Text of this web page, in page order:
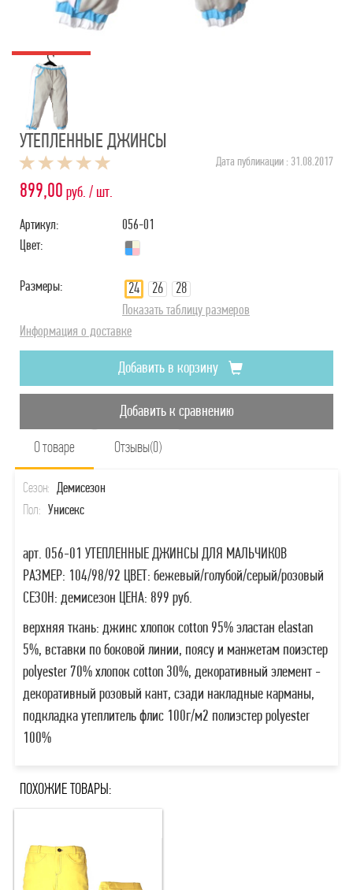
УТЕПЛЕННЫЕ ДЖИНСЫ
Дата публикации : 31.08.2017
899,00 руб. / шт.
Артикул:
056-01
Цвет:
Размеры: 24 26 28
Показать таблицу размеров
Информация о доставке
Добавить в корзину
Добавить к сравнению
О товаре Отзывы(0)
Сезон: Демисезон
Пол: Унисекс
арт. 056-01 УТЕПЛЕННЫЕ ДЖИНСЫ ДЛЯ МАЛЬЧИКОВ
РАЗМЕР: 104/98/92 ЦВЕТ: бежевый/голубой/серый/розовый
СЕЗОН: демисезон ЦЕНА: 899 руб.
верхняя ткань: джинс хлопок cotton 95% эластан elastan
5%, вставки по боковой линии, поясу и манжетам поиэстер
polyester 70% хлопок cotton 30%, декоративный элемент -
декоративный розовый кант, сзади накладные карманы,
подкладка утеплитель флис 100г/м2 полиэстер polyester
100%
ПОХОЖИЕ ТОВАРЫ: